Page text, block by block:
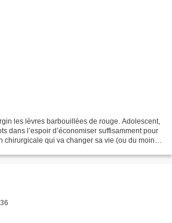
les lèvres barbouillées de rouge. Adolescent,
dans l’espoir d’économiser suffisamment pour
chirurgicale qui va changer sa vie (ou du moins,